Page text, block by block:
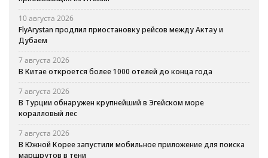
10 августа 2026
FlyArystan продлил приостановку рейсов между Актау и
Дубаем
7 августа 2026
В Китае откроется более 1000 отелей до конца года
7 августа 2026
В Турции обнаружен крупнейший в Эгейском море
коралловый лес
7 августа 2026
В Южной Корее запустили мобильное приложение для поиска
маршрутов в тени